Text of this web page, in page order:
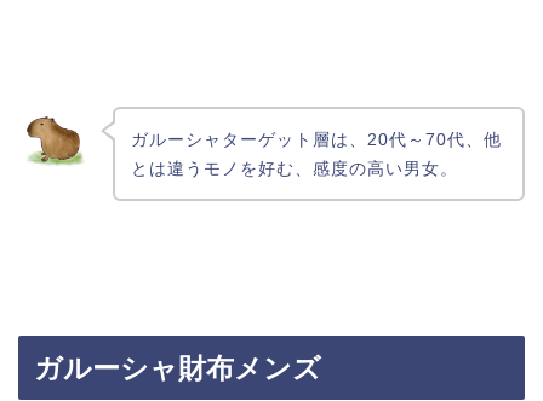
ガルーシャターゲット層は、20代～70代、他
とは違うモノを好む、感度の高い男女。
ガルーシャ財布メンズ